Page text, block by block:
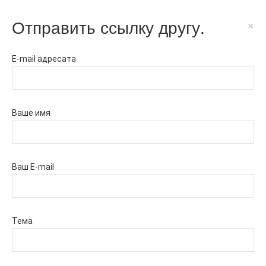
Отправить ссылку другу. ×
E-mail адресата
Ваше имя
Ваш E-mail
Тема